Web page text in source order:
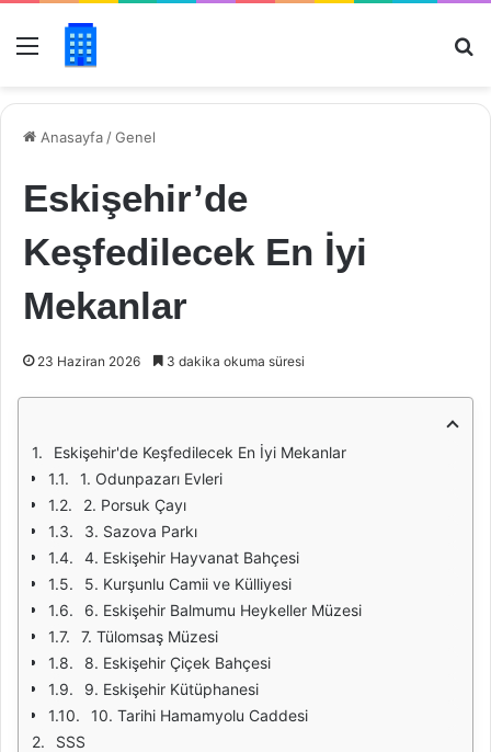
Menü
Anasayfa /Genel
Eskişehir’de
Keşfedilecek En İyi
Mekanlar
23 Haziran 2026 3 dakika okuma süresi
Eskişehir'de Keşfedilecek En İyi Mekanlar
1. Odunpazarı Evleri
2. Porsuk Çayı
3. Sazova Parkı
4. Eskişehir Hayvanat Bahçesi
5. Kurşunlu Camii ve Külliyesi
6. Eskişehir Balmumu Heykeller Müzesi
7. Tülomsaş Müzesi
8. Eskişehir Çiçek Bahçesi
9. Eskişehir Kütüphanesi
10. Tarihi Hamamyolu Caddesi
SSS